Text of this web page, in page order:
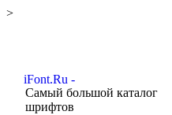
>
Самый большой каталог
шрифтов